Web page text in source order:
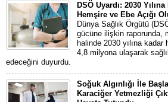
DSÖ Uyardı: 2030
Hemşire ve Ebe Açığı
Dünya Sağlık Örgütü
gücüne ilişkin raporunda,
halinde 2030 yılına kadar
4,8 milyona ulaşarak
edeceğini duyurdu.
Soğuk Algınlığı İle
Karaciğer Yetmezliği